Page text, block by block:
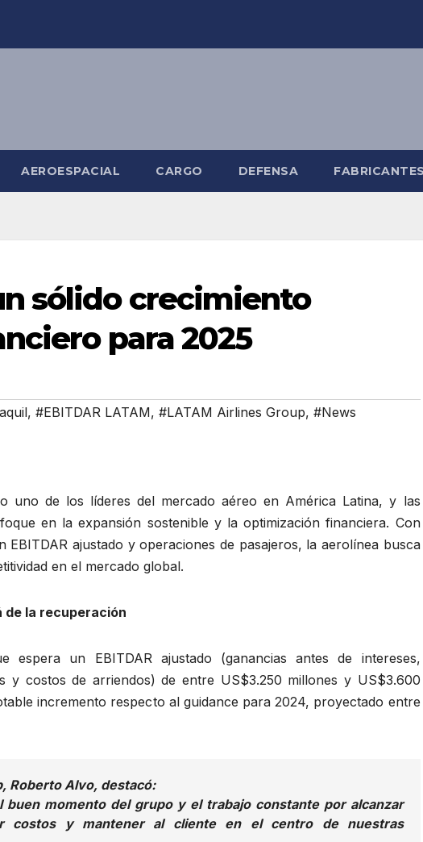
AEROESPACIAL CARGO DEFENSA
sólido crecimiento
para 2025
, #EBITDAR LATAM, #LATAM Airlines Group, #News
uno de los líderes del mercado aéreo en América Latina, y las
en la expansión sostenible y la optimización financiera. Con
EBITDAR ajustado y operaciones de pasajeros, la aerolínea busca
en el mercado global.
de la recuperación
espera un EBITDAR ajustado (ganancias antes de intereses,
y costos de arriendos) de entre US$3.250 millones y US$3.600
incremento respecto al guidance para 2024, proyectado entre
Roberto Alvo, destacó:
buen momento del grupo y el trabajo constante por alcanzar
costos y mantener al cliente en el centro de nuestras